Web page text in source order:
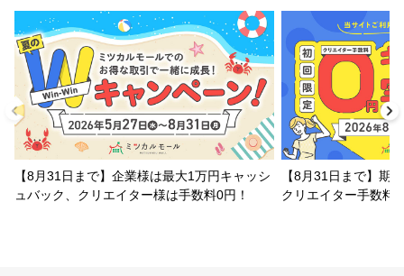
【8月31日まで】企業様は最大1万円キャッシ
ュバック、クリエイター様は手数料0円！
【8月31日まで】期
クリエイター手数料